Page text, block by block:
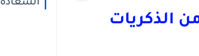
الذكريات
السعادة